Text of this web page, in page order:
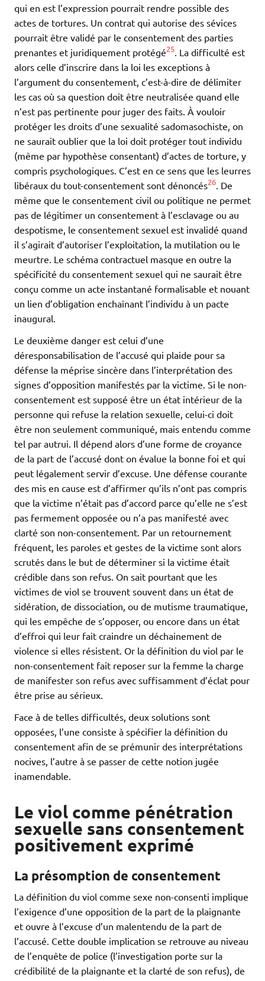
qui en est l’expression pourrait rendre possible des
actes de tortures. Un contrat qui autorise des sévices
pourrait être validé par le consentement des parties
prenantes et juridiquement protégé25 . La difficulté est
alors celle d’inscrire dans la loi les exceptions à
l’argument du consentement, c’est-à-dire de délimiter
les cas où sa question doit être neutralisée quand elle
n’est pas pertinente pour juger des faits. À vouloir
protéger les droits d’une sexualité sadomasochiste, on
ne saurait oublier que la loi doit protéger tout individu
(même par hypothèse consentant) d’actes de torture, y
compris psychologiques. C’est en ce sens que les leurres
libéraux du tout-consentement sont dénoncés26 . De
même que le consentement civil ou politique ne permet
pas de légitimer un consentement à l’esclavage ou au
despotisme, le consentement sexuel est invalidé quand
il s’agirait d’autoriser l’exploitation, la mutilation ou le
meurtre. Le schéma contractuel masque en outre la
spécificité du consentement sexuel qui ne saurait être
conçu comme un acte instantané formalisable et nouant
un lien d’obligation enchaînant l’individu à un pacte
inaugural.
Le deuxième danger est celui d’une
déresponsabilisation de l’accusé qui plaide pour sa
défense la méprise sincère dans l’interprétation des
signes d’opposition manifestés par la victime. Si le non-
consentement est supposé être un état intérieur de la
personne qui refuse la relation sexuelle, celui-ci doit
être non seulement communiqué, mais entendu comme
tel par autrui. Il dépend alors d’une forme de croyance
de la part de l’accusé dont on évalue la bonne foi et qui
peut légalement servir d’excuse. Une défense courante
des mis en cause est d’affirmer qu’ils n’ont pas compris
que la victime n’était pas d’accord parce qu’elle ne s’est
pas fermement opposée ou n’a pas manifesté avec
clarté son non-consentement. Par un retournement
fréquent, les paroles et gestes de la victime sont alors
scrutés dans le but de déterminer si la victime était
crédible dans son refus. On sait pourtant que les
victimes de viol se trouvent souvent dans un état de
sidération, de dissociation, ou de mutisme traumatique,
qui les empêche de s’opposer, ou encore dans un état
d’effroi qui leur fait craindre un déchainement de
violence si elles résistent. Or la définition du viol par le
non-consentement fait reposer sur la femme la charge
de manifester son refus avec suffisamment d’éclat pour
être prise au sérieux.
Face à de telles difficultés, deux solutions sont
opposées, l’une consiste à spécifier la définition du
consentement afin de se prémunir des interprétations
nocives, l’autre à se passer de cette notion jugée
inamendable.
Le viol comme pénétration
sexuelle sans consentement
positivement exprimé
La présomption de consentement
La définition du viol comme sexe non-consenti implique
l’exigence d’une opposition de la part de la plaignante
et ouvre à l’excuse d’un malentendu de la part de
l’accusé. Cette double implication se retrouve au niveau
de l’enquête de police (l’investigation porte sur la
crédibilité de la plaignante et la clarté de son refus), de